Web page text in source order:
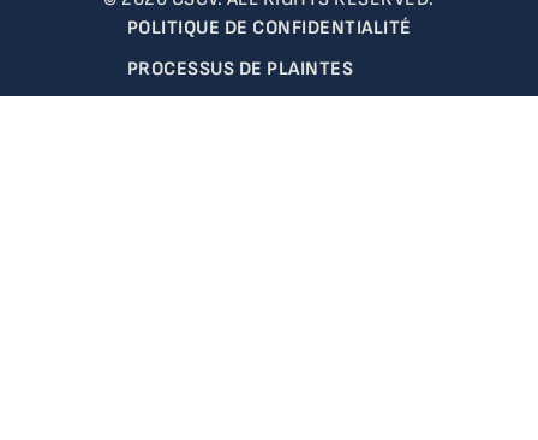
POLITIQUE DE CONFIDENTIALITÉ
PROCESSUS DE PLAINTES